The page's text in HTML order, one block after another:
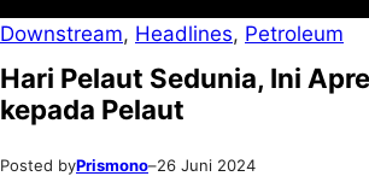
Downstream, Headlines, Petroleum
Hari Pelaut Sedunia, Ini
kepada Pelaut
Posted byPrismono–26 Juni 2024